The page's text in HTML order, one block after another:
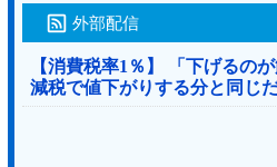
外部配信
【消費税率1％】 「下げるの
減税で値下がりする分と同じ
価格を変えない店も